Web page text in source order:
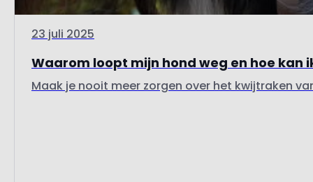
23 juli 2025
Waarom loopt mijn hond weg en hoe kan
Maak je nooit meer zorgen over het kwijtraken